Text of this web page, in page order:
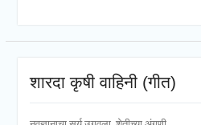
शारदा कृषी वाहिनी (गीत)